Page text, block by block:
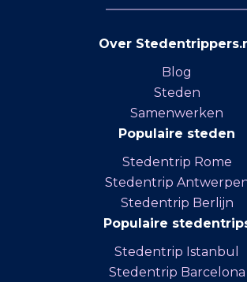
Over
Blog
Steden
Samenwerken
Populaire steden
Stedentrip Rome
Stedentrip
Stedentrip Berlijn
Populaire
Stedentrip Istanbul
Stedentrip Barcelona